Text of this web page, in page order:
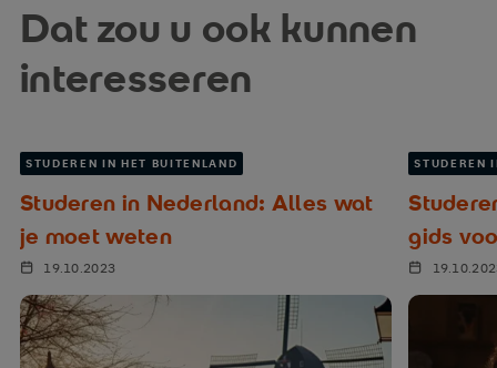
Dat zou u ook kunnen
interesseren
STUDEREN IN HET BUITENLAND
Studeren in Nederland: Alles wat
je moet weten
19.10.2023
STUDEREN
gids